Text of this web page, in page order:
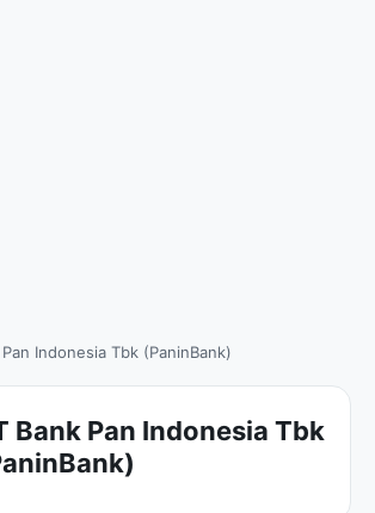
Pan Indonesia Tbk (PaninBank)
Bank Pan Indonesia Tbk